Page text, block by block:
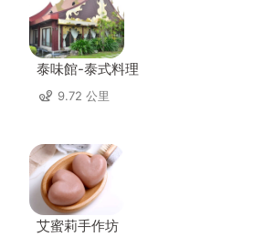
泰味館-泰式料理
9.72 公里
艾蜜莉手作坊